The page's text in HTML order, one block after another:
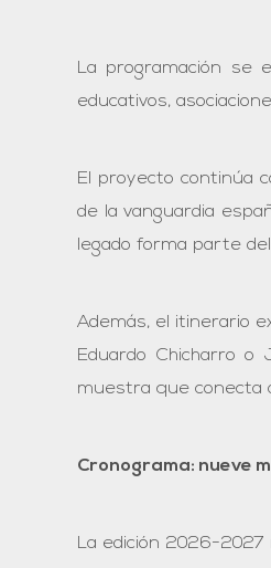
La programación se
educativos,
El proyecto continúa
de la vanguardia
legado forma parte
Además, el itinerario
Eduardo Chicharro o
muestra que conecta
Cronograma: nueve
La edición 2026-2027